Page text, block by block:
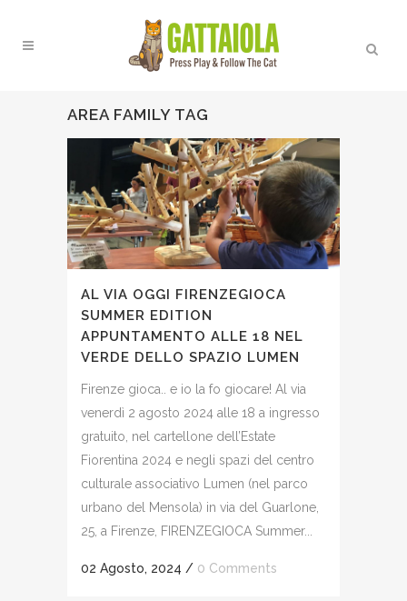
AREA FAMILY TAG
AL VIA OGGI FIRENZEGIOCA
SUMMER EDITION
APPUNTAMENTO ALLE 18 NEL
VERDE DELLO SPAZIO LUMEN
Firenze gioca.. e io la fo giocare! Al via
venerdì 2 agosto 2024 alle 18 a ingresso
gratuito, nel cartellone dell’Estate
Fiorentina 2024 e negli spazi del centro
culturale associativo Lumen (nel parco
urbano del Mensola) in via del Guarlone,
25, a Firenze, FIRENZEGIOCA Summer...
02 Agosto, 2024 / 0 Comments